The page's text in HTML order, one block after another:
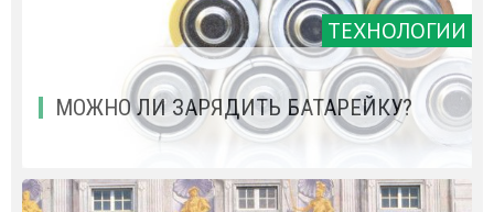
ТЕХНОЛОГИИ
МОЖНО ЛИ ЗАРЯДИТЬ БАТАРЕЙКУ?